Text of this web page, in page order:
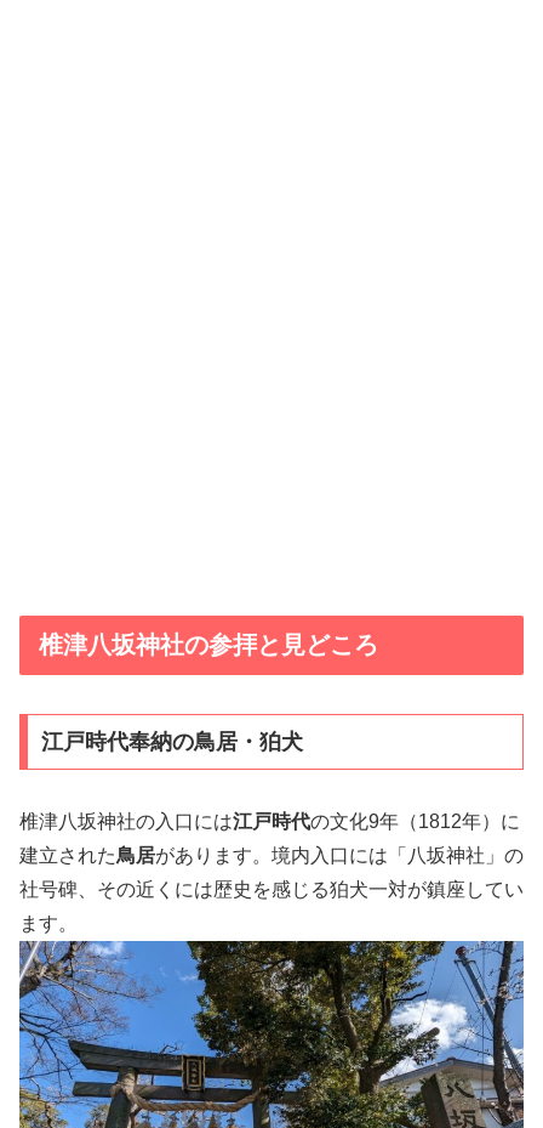
椎津八坂神社の参拝と見どころ
江戸時代奉納の鳥居・狛犬
椎津八坂神社の入口には江戸時代の文化9年（1812年）に
建立された鳥居があります。境内入口には「八坂神社」の
社号碑、その近くには歴史を感じる狛犬一対が鎮座してい
ます。